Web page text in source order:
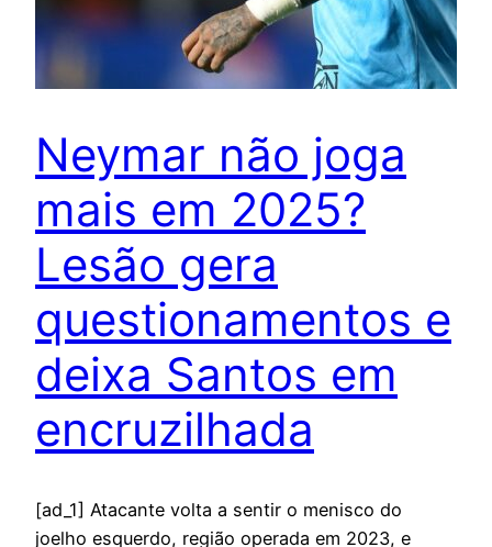
Neymar não joga
mais em 2025?
Lesão gera
questionamentos e
deixa Santos em
encruzilhada
[ad_1] Atacante volta a sentir o menisco do
joelho esquerdo, região operada em 2023, e